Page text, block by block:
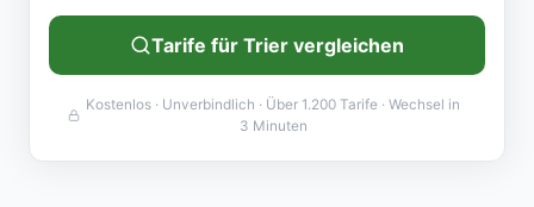
Tarife für Trier vergleichen
Kostenlos · Unverbindlich · Über 1.200 Tarife · Wechsel in
3 Minuten